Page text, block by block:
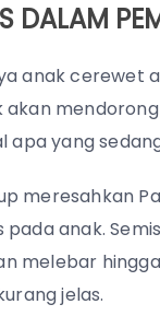
DALAM
anak cerewet
akan
apa yang
meresahkan
pada anak.
melebar
jelas.